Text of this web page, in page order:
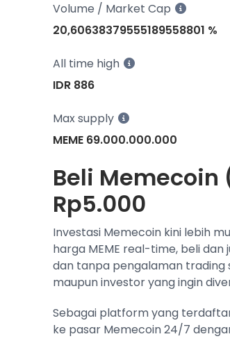
Volume / Market Cap
20,60638379555189558801 %
All time high
IDR 886
Max supply
MEME 69.000.000.000
Beli Memecoin
Rp5.000
Investasi Memecoin kini lebih
harga MEME real-time, beli
dan tanpa pengalaman trading
maupun investor yang ingin
Sebagai platform yang
ke pasar Memecoin 24/7